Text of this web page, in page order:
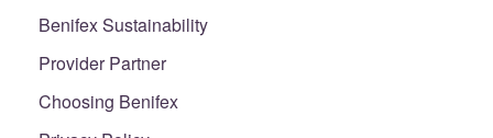
Benifex Sustainability
Provider Partner
Choosing Benifex